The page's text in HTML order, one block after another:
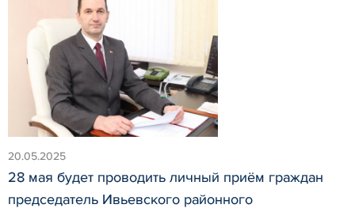
20.05.2025
28 мая будет проводить личный приём граждан
председатель Ивьевского районного